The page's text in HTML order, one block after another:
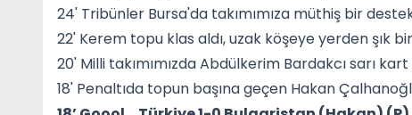
24' Tribünler Bursa'da takımımıza müthiş bir
22' Kerem topu klas aldı, uzak köşeye yerden şık
20' Milli takımımızda Abdülkerim Bardakcı sarı
18' Penaltıda topun başına geçen Hakan